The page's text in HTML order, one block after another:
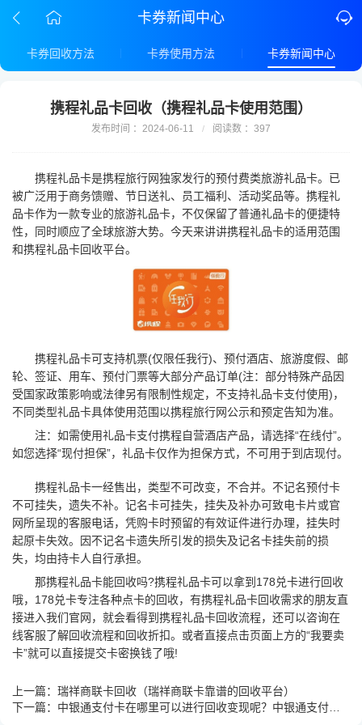
卡券新闻中心
卡券回收方法 卡券使用方法 卡券新闻中心
携程礼品卡回收（携程礼品卡使用范围）
发布时间 ：2024-06-11 / 阅读数 ：397
携程礼品卡是携程旅行网独家发行的预付费类旅游礼品卡。已
被广泛用于商务馈赠、节日送礼、员工福利、活动奖品等。携程礼
品卡作为一款专业的旅游礼品卡，不仅保留了普通礼品卡的便捷特
性，同时顺应了全球旅游大势。今天来讲讲携程礼品卡的适用范围
和携程礼品卡回收平台。
携程礼品卡可支持机票(仅限任我行)、预付酒店、旅游度假、邮
轮、签证、用车、预付门票等大部分产品订单(注：部分特殊产品因
受国家政策影响或法律另有限制性规定，不支持礼品卡支付使用)，
不同类型礼品卡具体使用范围以携程旅行网公示和预定告知为准。
注：如需使用礼品卡支付携程自营酒店产品，请选择“在线付”。
如您选择“现付担保”，礼品卡仅作为担保方式，不可用于到店现付。
携程礼品卡一经售出，类型不可改变，不合并。不记名预付卡
不可挂失，遗失不补。记名卡可挂失，挂失及补办可致电卡片或官
网所呈现的客服电话，凭购卡时预留的有效证件进行办理，挂失时
起原卡失效。因不记名卡遗失所引发的损失及记名卡挂失前的损
失，均由持卡人自行承担。
那携程礼品卡能回收吗?携程礼品卡可以拿到178兑卡进行回收
哦，178兑卡专注各种点卡的回收，有携程礼品卡回收需求的朋友直
接进入我们官网，就会看得到携程礼品卡回收流程，还可以咨询在
线客服了解回收流程和回收折扣。或者直接点击页面上方的“我要卖
卡”就可以直接提交卡密换钱了哦!
上一篇： 瑞祥商联卡回收（瑞祥商联卡靠谱的回收平台）
下一篇： 中银通支付卡在哪里可以进行回收变现呢？中银通支付卡怎么回收呢?